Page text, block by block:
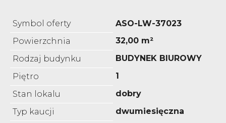
Symbol oferty
ASO-LW-37023
Powierzchnia
32,00 m²
Rodzaj budynku
BUDYNEK BIUROWY
Piętro
1
Stan lokalu
dobry
Typ kaucji
dwumiesięczna